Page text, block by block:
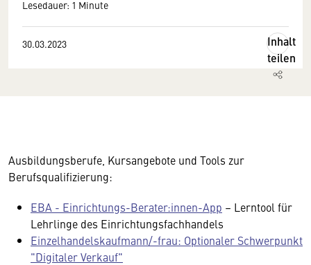
Lesedauer: 1 Minute
30.03.2023
Inhalt
teilen
Ausbildungsberufe, Kursangebote und Tools zur
Berufsqualifizierung:
EBA - Einrichtungs-Berater:innen-App – Lerntool für
Lehrlinge des Einrichtungsfachhandels
Einzelhandelskaufmann/-frau: Optionaler Schwerpunkt
"Digitaler Verkauf"